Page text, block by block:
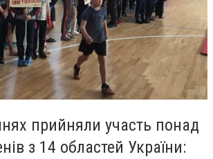
прийняли участь понад
з 14 областей України: